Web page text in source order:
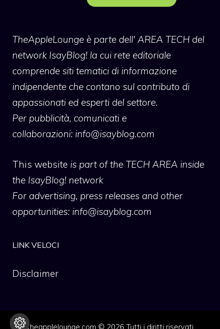
TheAppleLounge è parte dell' AREA TECH del
network IsayBlog! la cui rete editoriale
comprende siti tematici di informazione
indipendente che contano sul contributo di
appassionati ed esperti del settore.
Per pubblicità, comunicati e
collaborazioni: info@isayblog.com
This website is part of the TECH AREA inside
the IsayBlog! network
For advertising, press releases and other
opportunities: info@isayblog.com
LINK VELOCI
Disclaimer
theapplelounge.com © 2026 Tutti i diritti riservati